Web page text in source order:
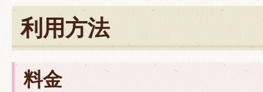
利用方法
料金